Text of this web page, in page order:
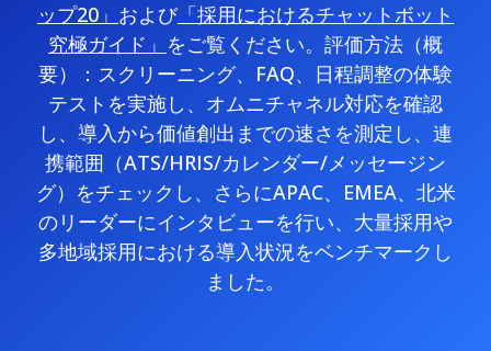
ップ20」 および「採用におけるチャットボット
究極ガイド」 をご覧ください。評価方法（概
要）：スクリーニング、FAQ、日程調整の体験
テストを実施し、オムニチャネル対応を確認
し、導入から価値創出までの速さを測定し、連
携範囲（ATS/HRIS/カレンダー/メッセージン
グ）をチェックし、さらにAPAC、EMEA、北米
のリーダーにインタビューを行い、大量採用や
多地域採用における導入状況をベンチマークし
ました。